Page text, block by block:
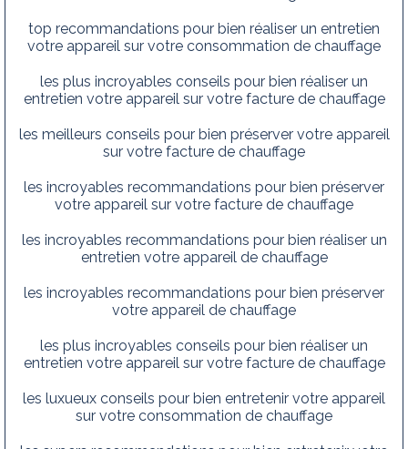
top recommandations pour bien réaliser un entretien
votre appareil sur votre consommation de chauffage
les plus incroyables conseils pour bien réaliser un
entretien votre appareil sur votre facture de chauffage
les meilleurs conseils pour bien préserver votre appareil
sur votre facture de chauffage
les incroyables recommandations pour bien préserver
votre appareil sur votre facture de chauffage
les incroyables recommandations pour bien réaliser un
entretien votre appareil de chauffage
les incroyables recommandations pour bien préserver
votre appareil de chauffage
les plus incroyables conseils pour bien réaliser un
entretien votre appareil sur votre facture de chauffage
les luxueux conseils pour bien entretenir votre appareil
sur votre consommation de chauffage